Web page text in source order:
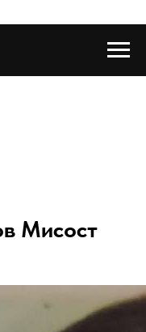
Мисост